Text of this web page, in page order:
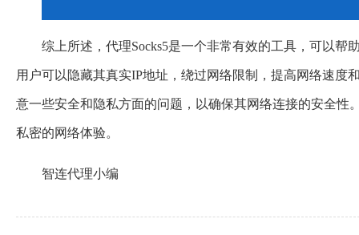
综上所述，代理Socks5是一个非常有效的工具，可以帮
用户可以隐藏其真实IP地址，绕过网络限制，提高网络速度
意一些安全和隐私方面的问题，以确保其网络连接的安全性
私密的网络体验。
智连代理小编